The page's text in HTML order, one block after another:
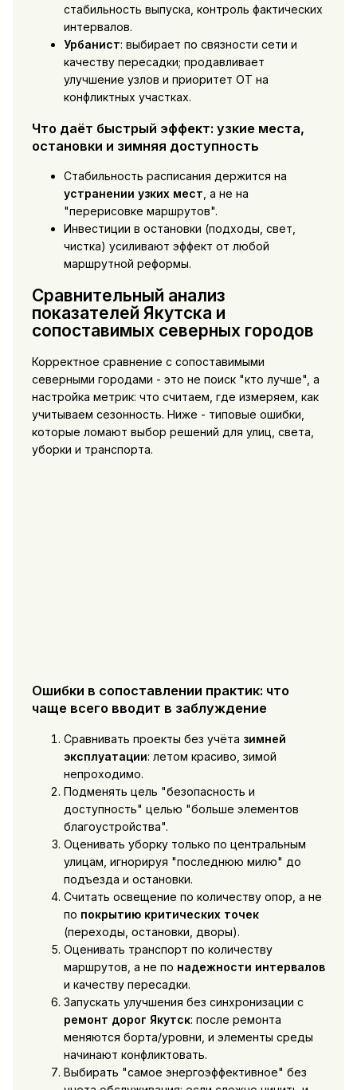
стабильность выпуска, контроль фактических
интервалов.
Урбанист: выбирает по связности сети и
качеству пересадки; продавливает
улучшение узлов и приоритет ОТ на
конфликтных участках.
Что даёт быстрый эффект: узкие места,
остановки и зимняя доступность
Стабильность расписания держится на
устранении узких мест , а не на
"перерисовке маршрутов".
Инвестиции в остановки (подходы, свет,
чистка) усиливают эффект от любой
маршрутной реформы.
Сравнительный анализ
показателей Якутска и
сопоставимых северных городов
Корректное сравнение с сопоставимыми
северными городами - это не поиск "кто лучше", а
настройка метрик: что считаем, где измеряем, как
учитываем сезонность. Ниже - типовые ошибки,
которые ломают выбор решений для улиц, света,
уборки и транспорта.
Ошибки в сопоставлении практик: что
чаще всего вводит в заблуждение
Сравнивать проекты без учёта зимней
эксплуатации: летом красиво, зимой
непроходимо.
Подменять цель "безопасность и
доступность" целью "больше элементов
благоустройства".
Оценивать уборку только по центральным
улицам, игнорируя "последнюю милю" до
подъезда и остановки.
Считать освещение по количеству опор, а не
по покрытию критических точек
(переходы, остановки, дворы).
Оценивать транспорт по количеству
маршрутов, а не по надежности интервалов
и качеству пересадки.
Запускать улучшения без синхронизации с
ремонт дорог Якутск: после ремонта
меняются борта/уровни, и элементы среды
начинают конфликтовать.
Выбирать "самое энергоэффективное" без